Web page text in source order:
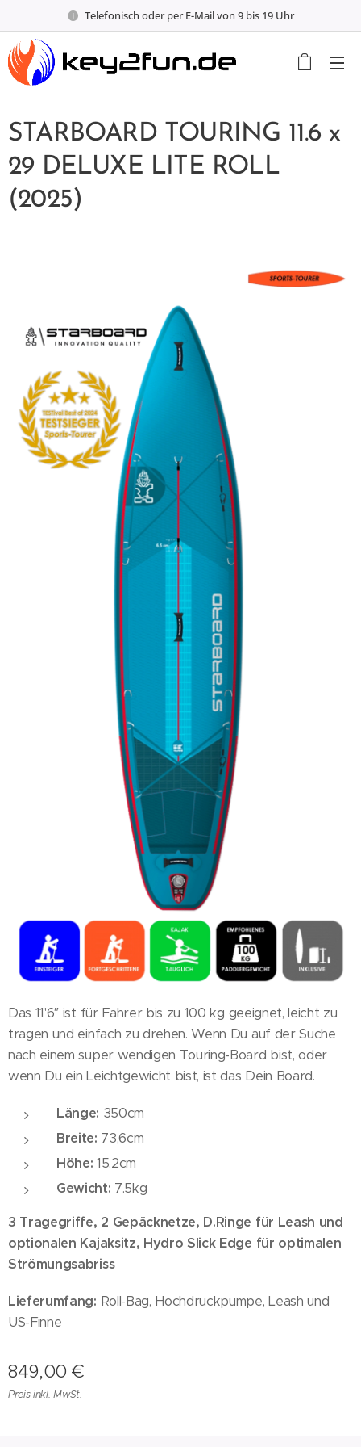
Telefonisch oder per E-Mail von 9 bis 19 Uhr
STARBOARD TOURING 11.6 x
29 DELUXE LITE ROLL
(2025)
Das 11'6″ ist für Fahrer bis zu 100 kg geeignet, leicht zu
tragen und einfach zu drehen. Wenn Du auf der Suche
nach einem super wendigen Touring-Board bist, oder
wenn Du ein Leichtgewicht bist, ist das Dein Board.
Länge: 350cm
Breite: 73,6cm
Höhe: 15.2cm
Gewicht: 7.5kg
3 Tragegriffe, 2 Gepäcknetze, D.Ringe für Leash und
optionalen Kajaksitz, Hydro Slick Edge für optimalen
Strömungsabriss
Lieferumfang: Roll-Bag, Hochdruckpumpe, Leash und
US-Finne
849,00 €
Preis inkl. MwSt.